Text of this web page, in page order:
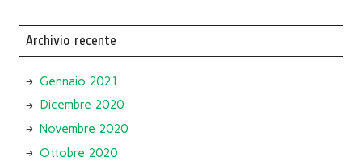
Archivio recente
Gennaio 2021
Dicembre 2020
Novembre 2020
Ottobre 2020